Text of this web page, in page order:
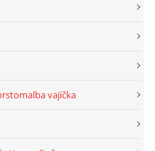
PODZIM,ZIMA
vajíčka